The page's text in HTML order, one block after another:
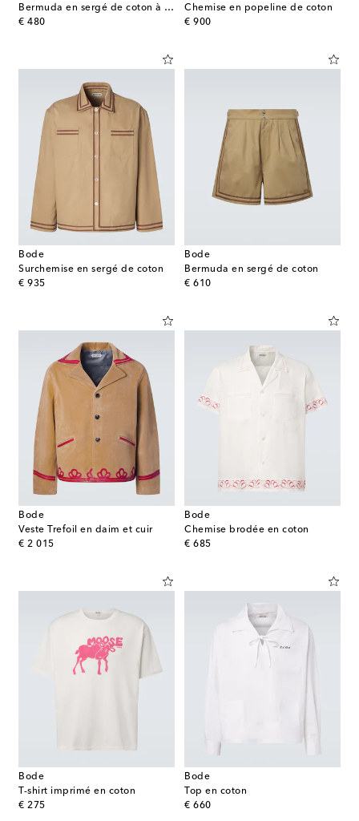
Bermuda en sergé de coton à logo
€ 480
original price
Chemise en popeline de coton
€ 900
original price
Bode
Surchemise en sergé de coton
€ 935
original price
Bode
Bermuda en sergé de coton
€ 610
original price
Bode
Veste Trefoil en daim et cuir
€ 2 015
original price
Bode
Chemise brodée en coton
€ 685
original price
Bode
T-shirt imprimé en coton
€ 275
original price
Bode
Top en coton
€ 660
original price